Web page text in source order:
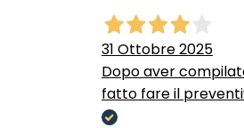
31 Ottobre 2025
Dopo aver
fatto fare il